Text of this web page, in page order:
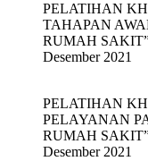
PELATIHAN
TAHAPAN
RUMAH SAKIT”
Desember 2021
PELATIHAN
PELAYANAN
RUMAH SAKIT”
Desember 2021